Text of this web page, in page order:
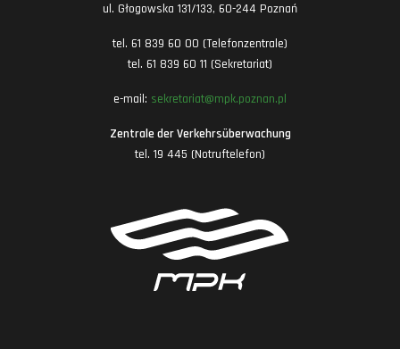
ul. Głogowska 131/133, 60-244 Poznań
tel. 61 839 60 00 (Telefonzentrale)
tel. 61 839 60 11 (Sekretariat)
e-mail: sekretariat@mpk.poznan.pl
Zentrale der Verkehrsüberwachung
tel. 19 445 (Notruftelefon)